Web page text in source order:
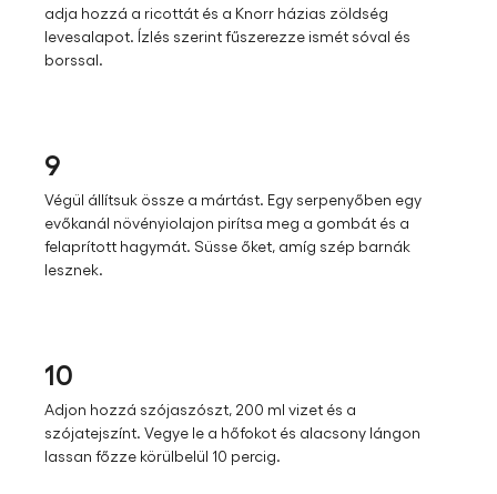
adja hozzá a ricottát és a Knorr házias zöldség
levesalapot. Ízlés szerint fűszerezze ismét sóval és
borssal.
9
Végül állítsuk össze a mártást. Egy serpenyőben egy
evőkanál növényiolajon pirítsa meg a gombát és a
felaprított hagymát. Süsse őket, amíg szép barnák
lesznek.​
10
Adjon hozzá szójaszószt, 200 ml vizet és a
szójatejszínt. Vegye le a hőfokot és alacsony lángon
lassan főzze körülbelül 10 percig.​